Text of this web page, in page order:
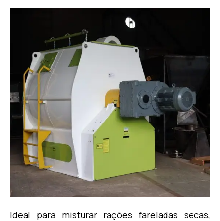
Ideal para misturar rações fareladas secas,